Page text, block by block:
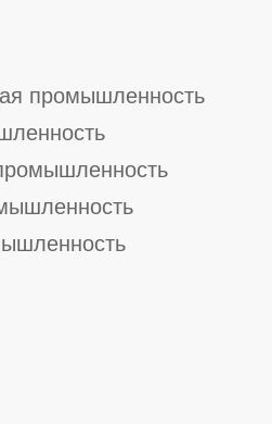
промышленность